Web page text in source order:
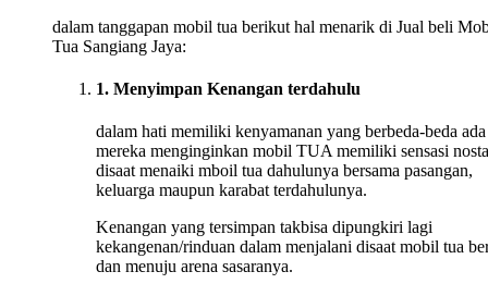
dalam tanggapan mobil tua berikut hal menarik di Jual beli
Tua Sangiang Jaya:
1. Menyimpan Kenangan terdahulu
dalam hati memiliki kenyamanan yang berbeda-beda
mereka menginginkan mobil TUA memiliki sensasi
disaat menaiki mboil tua dahulunya bersama pasangan,
keluarga maupun karabat terdahulunya.
Kenangan yang tersimpan takbisa dipungkiri lagi
kekangenan/rinduan dalam menjalani disaat mobil tua
dan menuju arena sasaranya.